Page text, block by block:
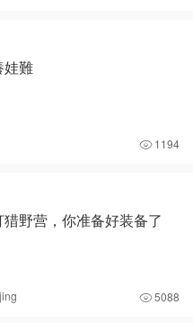
娃難
1194
野营，你准备好装备了
5088